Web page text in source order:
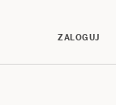
ZALOGUJ